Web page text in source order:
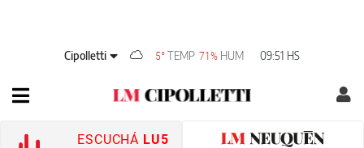
Cipolletti 5°TEMP 71% HUM 09:51 HS
ESCUCHÁ LU5